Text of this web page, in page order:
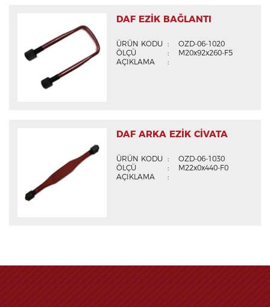
DAF EZİK BAĞLANTI
ÜRÜN KODU :
OZD-06-1020
ÖLÇÜ
:
M20x92x260-F5
AÇIKLAMA
:
DAF ARKA EZİK CİVATA
ÜRÜN KODU :
OZD-06-1030
ÖLÇÜ
:
M22x0x440-F0
AÇIKLAMA
: